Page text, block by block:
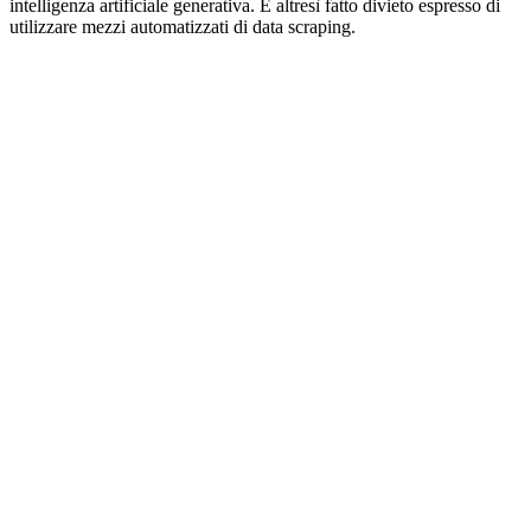
intelligenza artificiale generativa. È altresì fatto divieto espresso di
utilizzare mezzi automatizzati di data scraping.